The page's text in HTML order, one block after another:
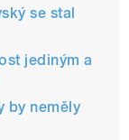
se stal
jediným a
by neměly